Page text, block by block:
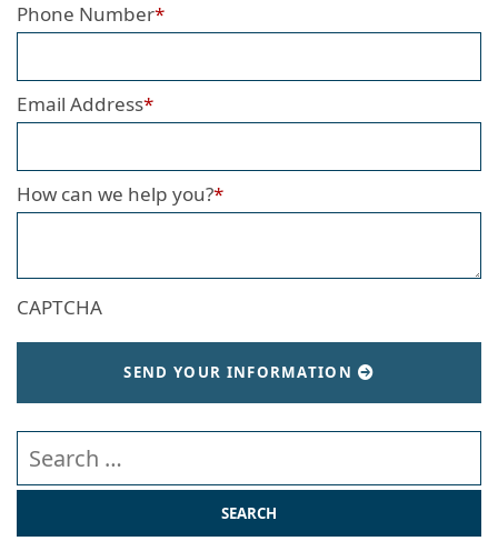
Phone Number*
Email Address*
How can we help you?*
CAPTCHA
SEND YOUR INFORMATION
Search our website